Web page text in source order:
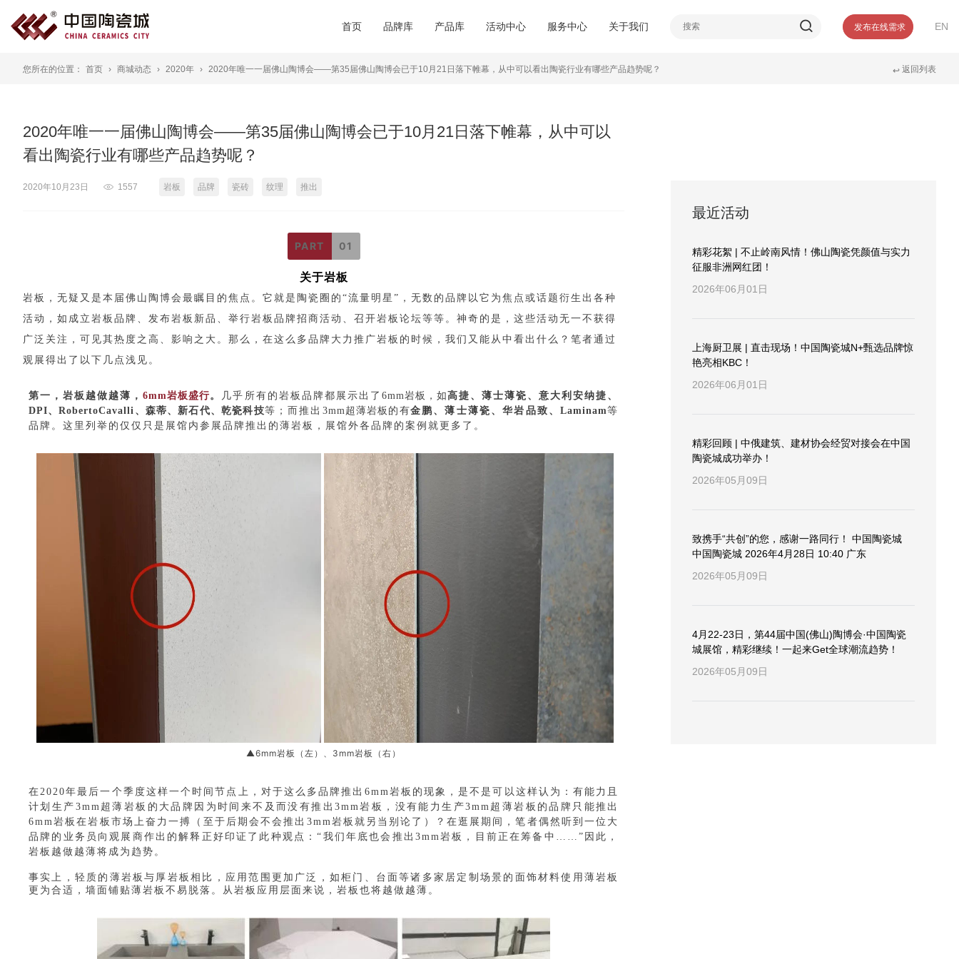
首页 品牌库
品牌合集 产品库
产品合集 活动中心
外贸视野
服务中心
餐饮休闲
关于我们
联系我们
发布在线需求 EN
您所在的位置： 首页 商城动态 2020年 2020年唯一一届佛山陶博会——第35届佛山陶博会已于10月21日落下帷幕，从中可以看出陶瓷行业有哪些产品趋势呢？ ↩ 返回列表
2020年唯一一届佛山陶博会——第35届佛山陶博会已于10月21日落下帷幕，从中可以
看出陶瓷行业有哪些产品趋势呢？
2020年10月23日 1557 岩板 品牌 瓷砖 纹理 推出
PART 01
关于岩板
岩板，无疑又是本届佛山陶博会最瞩目的焦点。它就是陶瓷圈的 “流量明星”，无数的品牌以它为焦点或话题衍生出各种
活动，如成立岩板品牌、发布岩板新品、举行岩板品牌招商活动、召开岩板论坛等等。神奇的是，这些活动无一不获得
广泛关注，可见其热度之高、影响之大。那么，在这么多品牌大力推广岩板的时候，我们又能从中看出什么？笔者通过
观展得出了以下几点浅见。
第一，岩板越做越薄，6mm岩板盛行。 几乎所有的岩板品牌都展示出了 6mm岩板，如高捷、薄士薄瓷、意大利安纳捷、
DPI、RobertoCavalli、森蒂、新石代、乾瓷科技等；而推出 3mm超薄岩板的有金鹏、薄士薄瓷、华岩品致、Laminam等
品牌。这里列举的仅仅只是展馆内参展品牌推出的薄岩板，展馆外各品牌的案例就更多了。
▲6mm岩板（左）、3mm岩板（右）
在2020年最后一个季度这样一个时间节点上，对于这么多品牌推出6mm岩板的现象，是不是可以这样认为：有能力且
计划生产3mm超薄岩板的大品牌因为时间来不及而没有推出3mm岩板，没有能力生产3mm超薄岩板的品牌只能推出
6mm岩板在岩板市场上奋力一搏（至于后期会不会推出3mm岩板就另当别论了）？在逛展期间，笔者偶然听到一位大
品牌的业务员向观展商作出的解释正好印证了此种观点：“我们年底也会推出3mm岩板，目前正在筹备中……”因此，
岩板越做越薄将成为趋势。
事实上，轻质的薄岩板与厚岩板相比，应用范围更加广泛，如柜门、台面等诸多家居定制场景的面饰材料使用薄岩板
更为合适，墙面铺贴薄岩板不易脱落。从岩板应用层面来说，岩板也将越做越薄。
最近活动
精彩花絮 | 不止岭南风情！佛山陶瓷凭颜值与实力
征服非洲网红团！
2026年06月01日
上海厨卫展 | 直击现场！中国陶瓷城N+甄选品牌惊
艳亮相KBC！
2026年06月01日
精彩回顾 | 中俄建筑、建材协会经贸对接会在中国
陶瓷城成功举办！
2026年05月09日
致携手“共创”的您，感谢一路同行！ 中国陶瓷城
中国陶瓷城 2026年4月28日 10:40 广东
2026年05月09日
4月22-23日，第44届中国(佛山)陶博会·中国陶瓷
城展馆，精彩继续！一起来Get全球潮流趋势！
2026年05月09日